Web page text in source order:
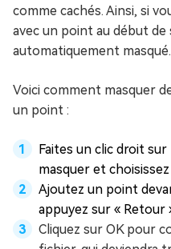
comme cachés. Ainsi, si
avec un point au début de
automatiquement masqué.
Voici comment masquer
un point :
Faites un clic droit
masquer et
Ajoutez un point
appuyez sur « Retour
Cliquez sur OK pour